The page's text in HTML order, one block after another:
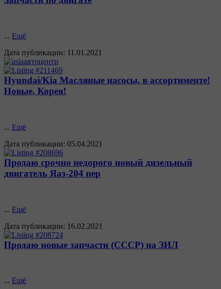
... Ещё
Дата публикации: 11.01.2021
Hyundai/Kia Масляные насосы, в ассортименте!
Новые, Корея!
... Ещё
Дата публикации: 05.04.2021
Продаю срочно недорого новый дизельный
двигатель Яаз-204 пер
... Ещё
Дата публикации: 16.02.2021
Продаю новые запчасти (СССР) на ЗИЛ
... Ещё